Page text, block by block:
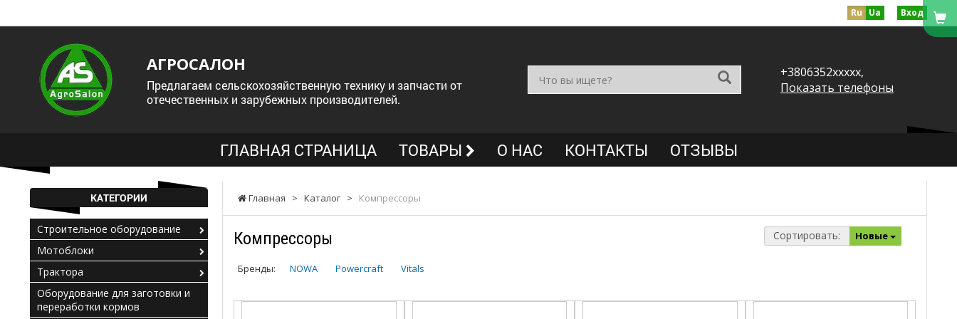
Ru Ua Вход
АГРОСАЛОН
Предлагаем сельскохозяйственную технику и запчасти от
отечественных и зарубежных производителей.
+3806352xxxxx,
Показать телефоны
ГЛАВНАЯ СТРАНИЦА ТОВАРЫ О НАС КОНТАКТЫ ОТЗЫВЫ
Главная > Каталог > Компрессоры
Компрессоры Сортировать: Новые
Бренды: NOWA Powercraft Vitals
КАТЕГОРИИ
Строительное оборудование
Мотоблоки
Трактора
Оборудование для заготовки и
переработки кормов